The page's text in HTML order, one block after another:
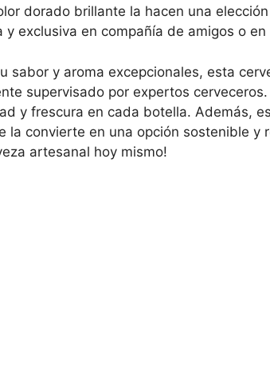
dorado brillante la hacen una
y exclusiva en compañía de amigos o
sabor y aroma excepcionales, esta
supervisado por expertos
y frescura en cada botella. Además,
la convierte en una opción sostenible
artesanal hoy mismo!